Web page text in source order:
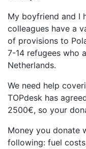
My boyfriend and I
colleagues have a
of provisions to
7-14 refugees who
Netherlands.
We need help
TOPdesk has
2500€, so your
Money you donate
following: fuel